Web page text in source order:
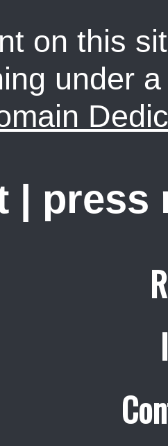
on this
under
| press